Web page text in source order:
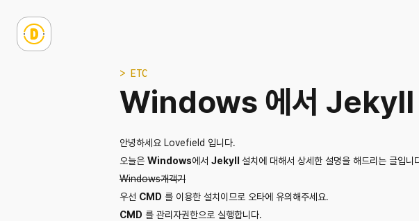
> ETC
Windows 에서 Jekyll
안녕하세요 Lovefield 입니다.
오늘은 Windows에서 Jekyll 설치에 대해서 상세한 설명을 해드리는 글입니
Windows개객기
우선 CMD 를 이용한 설치이므로 오타에 유의해주세요.
CMD 를 관리자권한으로 실행합니다.